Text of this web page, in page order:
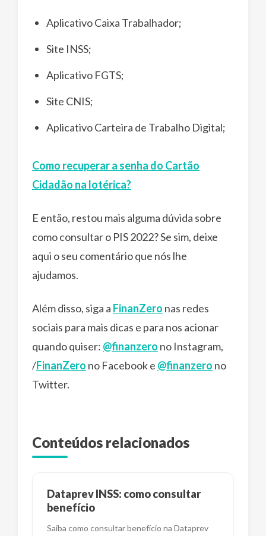
Aplicativo Caixa Trabalhador;
Site INSS;
Aplicativo FGTS;
Site CNIS;
Aplicativo Carteira de Trabalho Digital;
Como recuperar a senha do Cartão
Cidadão na lotérica?
E então, restou mais alguma dúvida sobre
como consultar o PIS 2022? Se sim, deixe
aqui o seu comentário que nós lhe
ajudamos.
Além disso, siga a FinanZero nas redes
sociais para mais dicas e para nos acionar
quando quiser: @finanzero no Instagram,
/FinanZero no Facebook e @finanzero no
Twitter.
Conteúdos relacionados
Dataprev INSS: como consultar
benefício
Saiba como consultar benefício na Dataprev